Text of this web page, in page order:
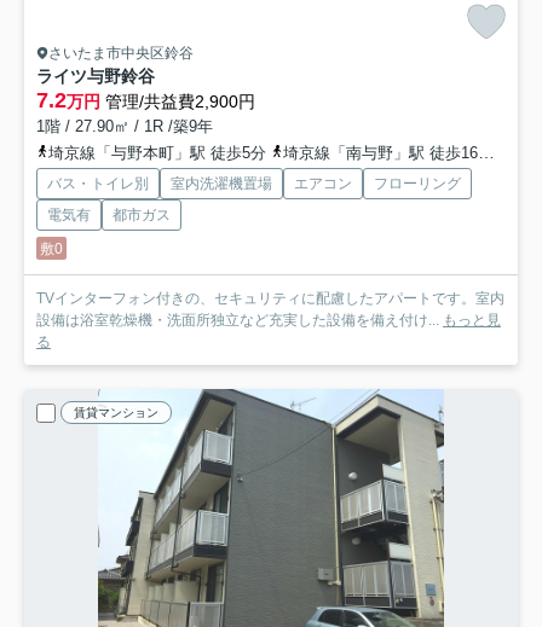
さいたま市中央区鈴谷
ライツ与野鈴谷
7.2万円 管理/共益費2,900円
1階 / 27.90㎡ / 1R /築9年
埼京線「与野本町」駅 徒歩5分
埼京線「南与野」駅 徒歩16分
バス・トイレ別 室内洗濯機置場 エアコン
フローリング
電気有
都市ガス
敷0
TVインターフォン付きの、セキュリティに配慮したアパートです。室内
設備は浴室乾燥機・洗面所独立など充実した設備を備え付け... もっと見
る
賃貸マンション